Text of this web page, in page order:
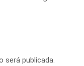
será publicada.